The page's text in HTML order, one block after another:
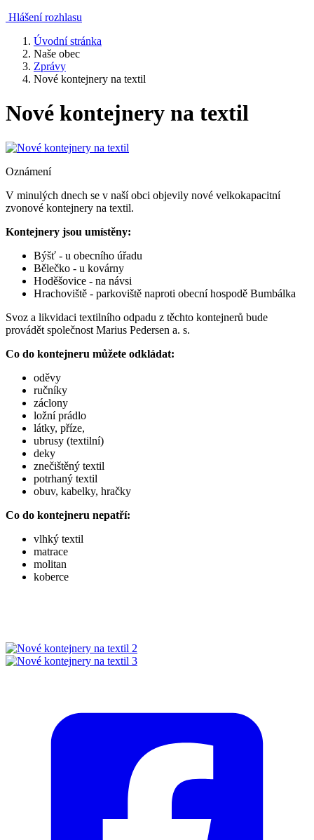
Hlášení rozhlasu
Úvodní stránka
Naše obec
Zprávy
Nové kontejnery na textil
Nové kontejnery na textil
Oznámení
V minulých dnech se v naší obci objevily nové velkokapacitní
zvonové kontejnery na textil.
Kontejnery jsou umístěny:
Býšť - u obecního úřadu
Bělečko - u kovárny
Hoděšovice - na návsi
Hrachoviště - parkoviště naproti obecní hospodě Bumbálka
Svoz a likvidaci textilního odpadu z těchto kontejnerů bude
provádět společnost Marius Pedersen a. s.
Co do kontejneru můžete odkládat:
oděvy
ručníky
záclony
ložní prádlo
látky, příze,
ubrusy (textilní)
deky
znečištěný textil
potrhaný textil
obuv, kabelky, hračky
Co do kontejneru nepatří:
vlhký textil
matrace
molitan
koberce